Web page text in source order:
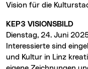
Vision für die
KEP3 VISIONSBILD
Dienstag, 24. Juni
Interessierte sind
und Kultur in Linz